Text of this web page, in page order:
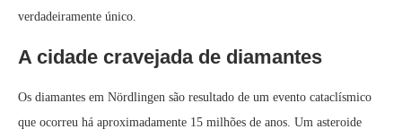
verdadeiramente único.
A cidade cravejada de diamantes
Os diamantes em Nördlingen são resultado de um evento cataclísmico
que ocorreu há aproximadamente 15 milhões de anos. Um asteroide